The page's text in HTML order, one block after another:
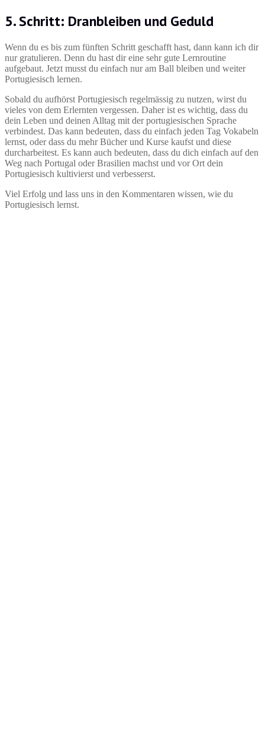
5. Schritt: Dranbleiben und Geduld
Wenn du es bis zum fünften Schritt geschafft hast, dann kann ich dir
nur gratulieren. Denn du hast dir eine sehr gute Lernroutine
aufgebaut. Jetzt musst du einfach nur am Ball bleiben und weiter
Portugiesisch lernen.
Sobald du aufhörst Portugiesisch regelmässig zu nutzen, wirst du
vieles von dem Erlernten vergessen. Daher ist es wichtig, dass du
dein Leben und deinen Alltag mit der portugiesischen Sprache
verbindest. Das kann bedeuten, dass du einfach jeden Tag Vokabeln
lernst, oder dass du mehr Bücher und Kurse kaufst und diese
durcharbeitest. Es kann auch bedeuten, dass du dich einfach auf den
Weg nach Portugal oder Brasilien machst und vor Ort dein
Portugiesisch kultivierst und verbesserst.
Viel Erfolg und lass uns in den Kommentaren wissen, wie du
Portugiesisch lernst.